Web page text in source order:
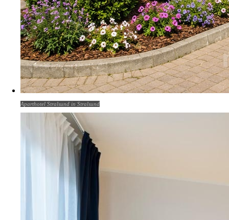
Aparthotel Stralsund in Stralsund